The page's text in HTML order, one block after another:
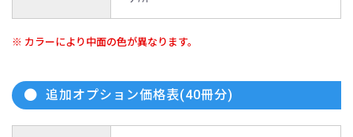
※ カラーにより中面の色が異なります。
追加オプション価格表(40冊分)